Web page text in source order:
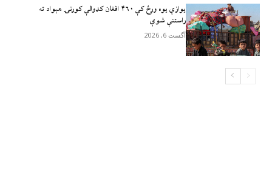
يوازې یوه ورځ کې ۴۶۰ افغان کډوالې کورنۍ هېواد ته
راستنې شوې
آگست 6, 2026